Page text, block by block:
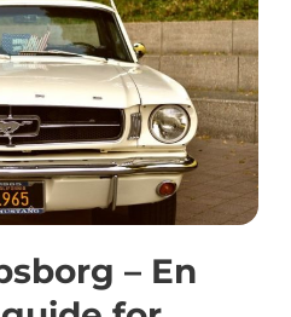
– En